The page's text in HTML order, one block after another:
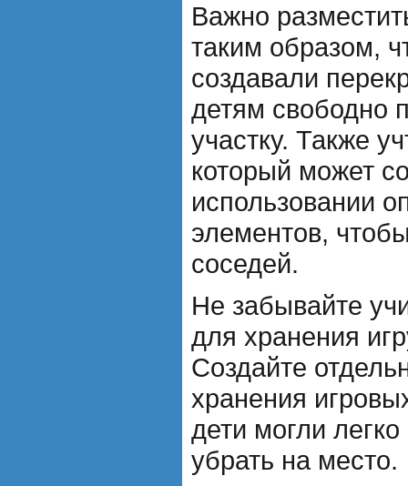
Важно
таким образом,
создавали
детям свободно
участку. Также
который может
использовании
элементов,
соседей.
Не забывайте
для хранения
Создайте
хранения
дети могли
убрать на место.